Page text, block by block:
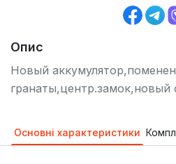
Опис
Новый
гранаты,центр.замок,новый
Основні характеристики